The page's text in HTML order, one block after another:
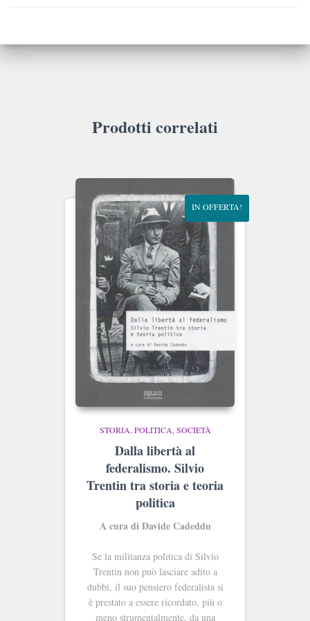
Prodotti correlati
IN OFFERTA!
STORIA, POLITICA, SOCIETÀ
Dalla libertà al
federalismo. Silvio
Trentin tra storia e teoria
politica
A cura di Davide Cadeddu
Se la militanza politica di Silvio
Trentin non può lasciare adito a
dubbi, il suo pensiero federalista si
è prestato a essere ricordato, più o
meno strumentalmente, da una